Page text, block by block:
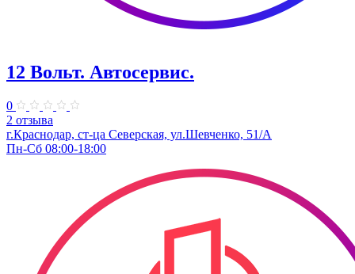
12 Вольт. Автосервис.
0
2 отзыва
г.Краснодар, ст-ца Северская, ул.Шевченко, 51/А
Пн-Сб 08:00-18:00